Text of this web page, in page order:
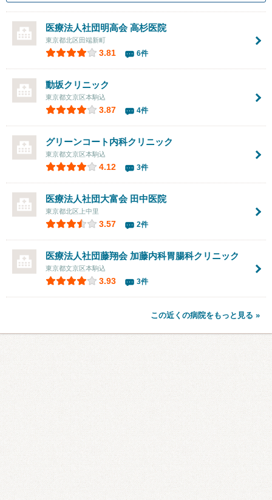
医療法人社団明高会高杉医院
東京都北区田端新町
3.81 6件
動坂クリニック
東京都文京区本駒込
3.87 4件
グリーンコート内科クリニック
東京都文京区本駒込
4.12 3件
医療法人社団大富会 田中医院
東京都北区上中里
3.57 2件
医療法人社団藤翔会 加藤内科胃腸科クリニック
東京都文京区本駒込
3.93 3件
この近くの病院をもっと見る »